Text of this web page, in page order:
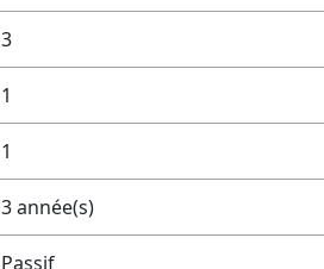
3
1
1
3 année(s)
Passif